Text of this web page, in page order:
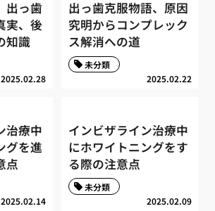
出っ歯
実、後
知識
2025.02.28
出っ歯克服物語、原因
究明からコンプレック
ス解消への道
2025.02.22
未分類
治療中
グを進
点
2025.02.14
インビザライン治療中
にホワイトニングをす
る際の注意点
2025.02.09
未分類